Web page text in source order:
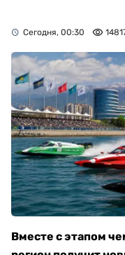
Сегодня, 00:30
Вместе с этапом